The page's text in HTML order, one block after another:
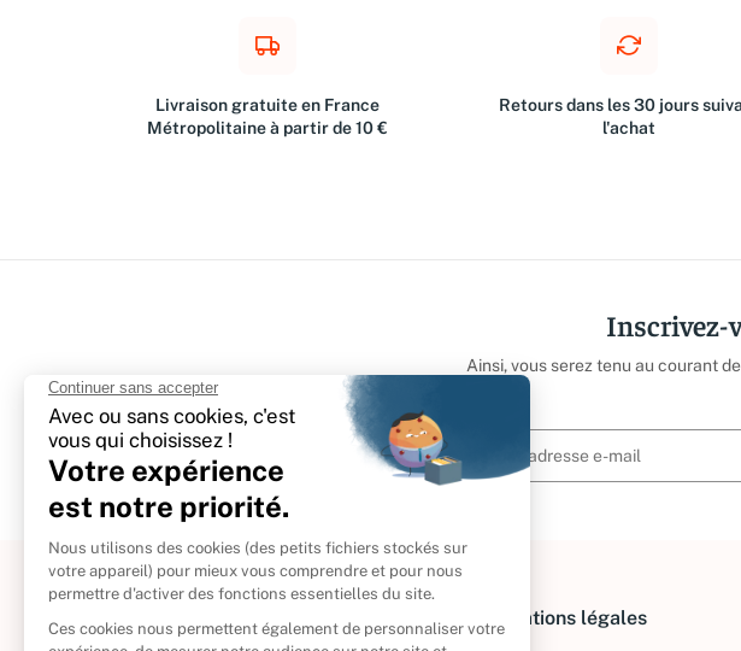
Livraison gratuite en France
Métropolitaine à partir de 10 €
Retours dans les 30 jours
l'achat
Inscrivez-
Ainsi, vous serez tenu au courant
À propos Informations légales